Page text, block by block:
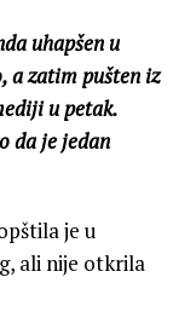
uhapšen u
a zatim pušten iz
u petak.
da je jedan
je u
ali nije otkrila